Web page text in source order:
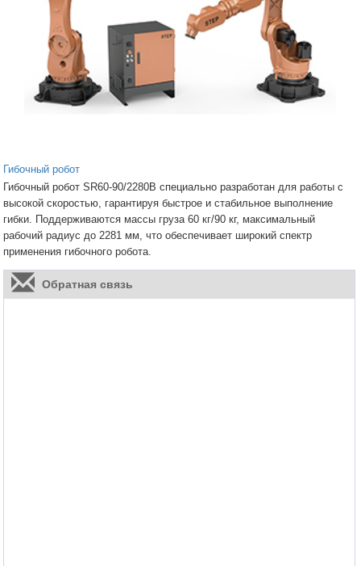
Гибочный робот
Гибочный робот SR60-90/2280B специально разработан для работы с
высокой скоростью, гарантируя быстрое и стабильное выполнение
гибки. Поддерживаются массы груза 60 кг/90 кг, максимальный
рабочий радиус до 2281 мм, что обеспечивает широкий спектр
применения гибочного робота.
Обратная связь